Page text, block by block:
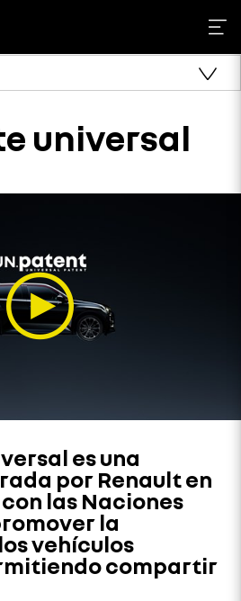
universal
es una
por Renault en
las Naciones
la
vehículos
compartir